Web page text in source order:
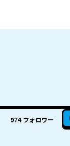
974 フォロワー